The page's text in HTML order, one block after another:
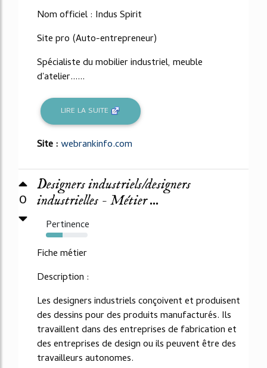
Nom officiel : Indus Spirit
Site pro (Auto-entrepreneur)
Spécialiste du mobilier industriel, meuble
d'atelier......
LIRE LA SUITE
Site :webrankinfo.com
0
Designers industriels/designers
industrielles - Métier ...
Pertinence
40%
Fiche métier
Description :
Les designers industriels conçoivent et produisent
des dessins pour des produits manufacturés. Ils
travaillent dans des entreprises de fabrication et
des entreprises de design ou ils peuvent être des
travailleurs autonomes.